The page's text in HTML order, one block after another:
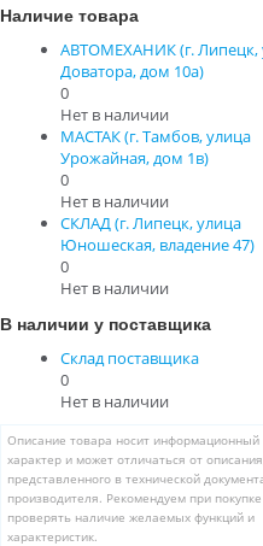
Наличие товара
АВТОМЕХАНИК (г. Липецк,
Доватора, дом 10а)
0
Нет в наличии
МАСТАК (г. Тамбов, улица
Урожайная, дом 1в)
0
Нет в наличии
СКЛАД (г. Липецк, улица
Юношеская, владение 47)
0
Нет в наличии
В наличии у поставщика
Склад поставщика
0
Нет в наличии
Описание товара носит информационный
характер и может отличаться от
представленного в технической
производителя. Рекомендуем при покупке
проверять наличие желаемых функций и
характеристик.